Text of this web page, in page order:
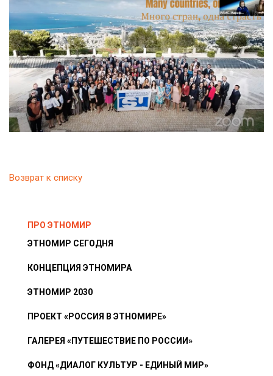
Возврат к списку
ПРО ЭТНОМИР
ЭТНОМИР СЕГОДНЯ
КОНЦЕПЦИЯ ЭТНОМИРА
ЭТНОМИР 2030
ПРОЕКТ «РОССИЯ В ЭТНОМИРЕ»
ГАЛЕРЕЯ «ПУТЕШЕСТВИЕ ПО РОССИИ»
ФОНД «ДИАЛОГ КУЛЬТУР - ЕДИНЫЙ МИР»